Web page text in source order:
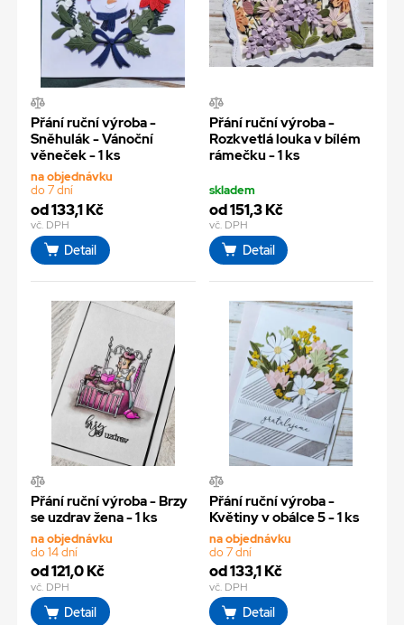
Přání ruční výroba -
Sněhulák - Vánoční
věneček - 1 ks
na objednávku
do 7 dní
od 133,1 Kč
vč. DPH
Detail
Přání ruční výroba -
Rozkvetlá louka v bílém
rámečku - 1 ks
skladem
od 151,3 Kč
vč. DPH
Detail
Přání ruční výroba - Brzy
se uzdrav žena - 1 ks
na objednávku
do 14 dní
od 121,0 Kč
vč. DPH
Detail
Přání ruční výroba -
Květiny v obálce 5 - 1 ks
na objednávku
do 7 dní
od 133,1 Kč
vč. DPH
Detail